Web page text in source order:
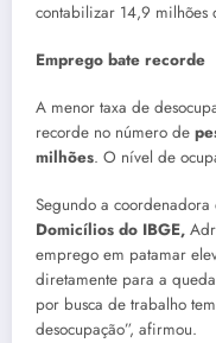
contabilizar 14,9 milhões
Emprego bate recorde
A menor taxa de
recorde no número de
milhões. O nível de
Segundo a coordenadora
Domicílios do IBGE,
emprego em patamar
diretamente para a
por busca de trabalho
desocupação”, afirmou.